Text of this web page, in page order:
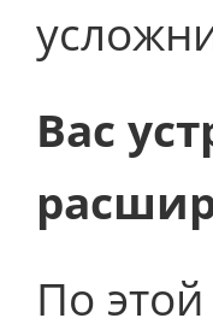
Вас
По